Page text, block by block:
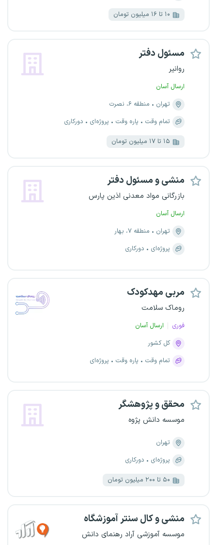
۱۰ تا ۱۶ میلیون تومان
مسئول دفتر
روانیر
ارسال آسان
تهران
منطقه ۶، نصرت
تمام وقت
پاره وقت پروژه‌ای دورکاری
۱۵ تا ۱۷ میلیون تومان
منشی و مسئول دفتر
بازرگانی مواد معدنی اذین پارس
ارسال آسان
تهران
منطقه ۷، بهار
پروژه‌ای
دورکاری
مربی مهدکودک
روماک سلامت
فوری
ارسال آسان
کل کشور
تمام وقت
پاره وقت پروژه‌ای
محقق و پژوهشگر
موسسه دانش پژوه
تهران
پروژه‌ای
دورکاری
۵۰ تا ۲۰۰ میلیون تومان
منشی و کال سنتر آموزشگاه
موسسه آموزشی آراد رهنمای دانش